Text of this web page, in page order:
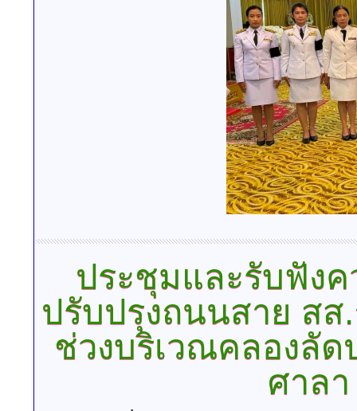
ประชุมและรับฟัง
ปรับปรุงถนนสาย ส
ช่วงบริเวณคลองลั
ศาล